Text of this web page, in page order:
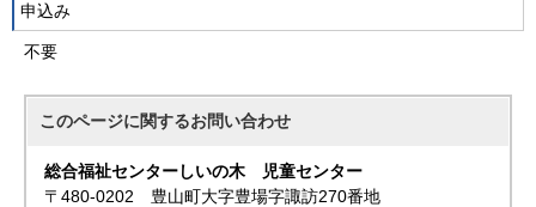
申込み
不要
このページに関するお問い合わせ
総合福祉センターしいの木 児童センター
〒480-0202 豊山町大字豊場字諏訪270番地